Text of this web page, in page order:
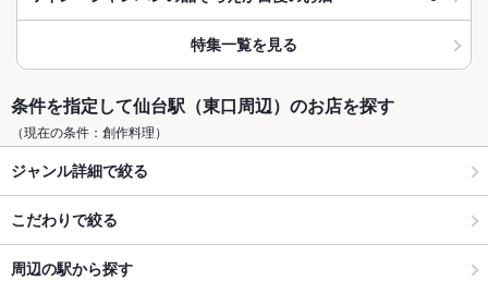
特集一覧を見る
条件を指定して仙台駅（東口周辺）のお店を探す
（現在の条件：創作料理）
ジャンル詳細で絞る
こだわりで絞る
周辺の駅から探す